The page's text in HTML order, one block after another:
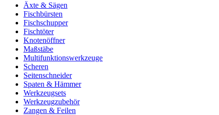
Äxte & Sägen
Fischbürsten
Fischschupper
Fischtöter
Knotenöffner
Maßstäbe
Multifunktionswerkzeuge
Scheren
Seitenschneider
Spaten & Hämmer
Werkzeugsets
Werkzeugzubehör
Zangen & Feilen